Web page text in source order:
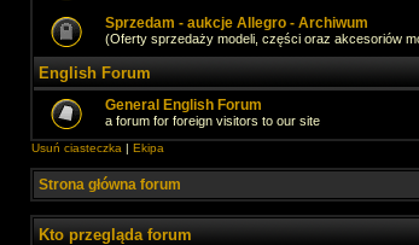
Sprzedam - aukcje Allegro - Archiwum
(Oferty sprzedaży modeli, części oraz akcesoriów
English Forum
General English Forum
a forum for foreign visitors to our site
Usuń ciasteczka | Ekipa
Strona główna forum
Kto przegląda forum